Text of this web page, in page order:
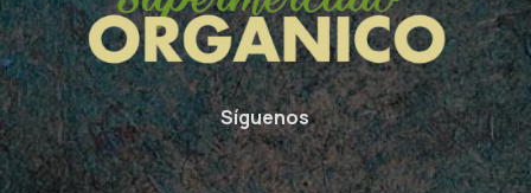
Síguenos